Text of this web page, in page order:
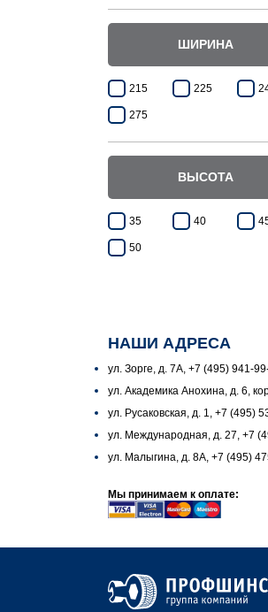
ШИРИНА
215 225
275
ВЫСОТА
35 40
50
НАШИ АДРЕСА
ул. Зорге, д. 7А, +7 (495) 941-
ул. Академика Анохина, д. 6,
ул. Русаковская, д. 1, +7 (495)
ул. Международная, д. 27, +7
ул. Малыгина, д. 8А, +7 (495)
Мы принимаем к оплате: